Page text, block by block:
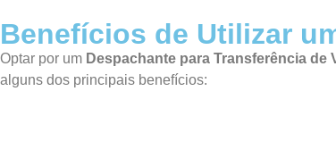
Benefícios de Utilizar
Optar por um Despachante para Transferência de
alguns dos principais benefícios: